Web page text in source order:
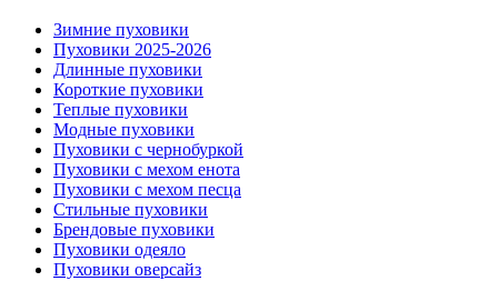
Зимние пуховики
Пуховики 2025-2026
Длинные пуховики
Короткие пуховики
Теплые пуховики
Модные пуховики
Пуховики с чернобуркой
Пуховики с мехом енота
Пуховики с мехом песца
Стильные пуховики
Брендовые пуховики
Пуховики одеяло
Пуховики оверсайз